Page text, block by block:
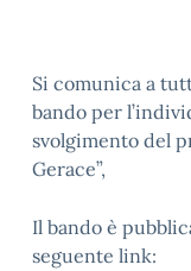
Si comunica a
bando per
svolgimento del
Gerace”,
Il bando è
seguente link: